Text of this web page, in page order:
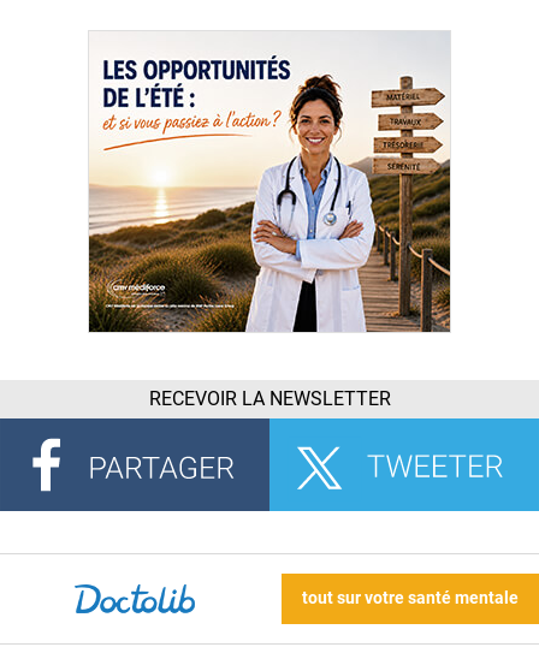
RECEVOIR LA NEWSLETTER
tout sur votre santé mentale